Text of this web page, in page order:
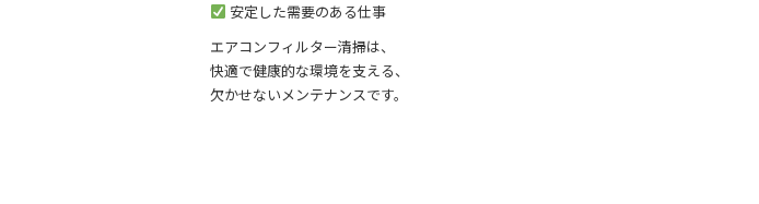
安定した需要のある仕事
エアコンフィルター清掃は、
快適で健康的な環境を支える、
欠かせないメンテナンスです。